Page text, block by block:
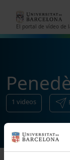
El portal de vídeo de
1 videos